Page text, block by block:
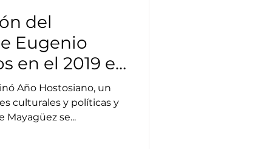
del
Eugenio
en el 2019 en
Año Hostosiano, un
culturales y políticas y
se...